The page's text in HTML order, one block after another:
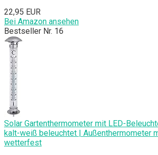
22,95 EUR
Bei Amazon ansehen
Bestseller Nr. 16
Solar Gartenthermometer mit LED-
kalt-weiß beleuchtet | Außenthermometer
wetterfest